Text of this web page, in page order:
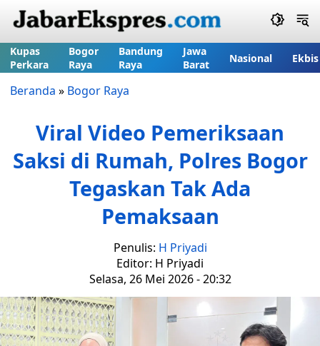
Kupas
Perkara
Bogor
Raya
Bandung
Raya
Jawa
Barat
Nasional Ekbis
Beranda » Bogor Raya
Viral Video Pemeriksaan
Saksi di Rumah, Polres Bogor
Tegaskan Tak Ada
Pemaksaan
Penulis: H Priyadi
Editor: H Priyadi
Selasa, 26 Mei 2026 - 20:32